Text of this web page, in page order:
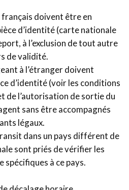
doivent être en
d’identité (carte nationale
à l’exclusion de tout autre
de validité.
à l’étranger doivent
d’identité (voir les conditions
de l’autorisation de sortie du
sans être accompagnés
légaux.
dans un pays différent de
sont priés de vérifier les
spécifiques à ce pays.